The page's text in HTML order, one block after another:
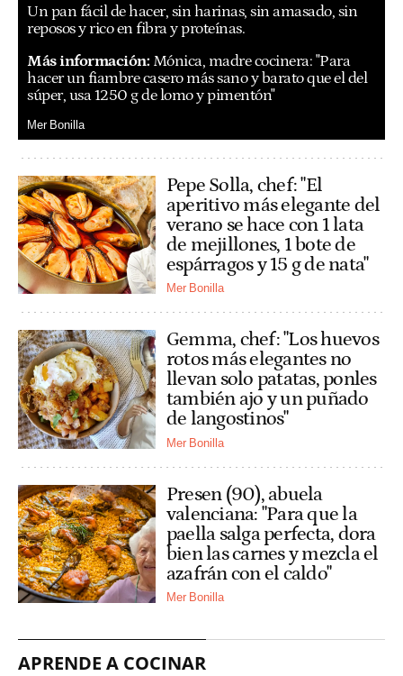
Un pan fácil de hacer, sin harinas, sin amasado, sin
reposos y rico en fibra y proteínas.
Más información: Mónica, madre cocinera: "Para
hacer un fiambre casero más sano y barato que el del
súper, usa 1250 g de lomo y pimentón"
Mer Bonilla
Pepe Solla, chef: "El
aperitivo más elegante del
verano se hace con 1 lata
de mejillones, 1 bote de
espárragos y 15 g de nata"
Mer Bonilla
Gemma, chef: "Los huevos
rotos más elegantes no
llevan solo patatas, ponles
también ajo y un puñado
de langostinos"
Mer Bonilla
Presen (90), abuela
valenciana: "Para que la
paella salga perfecta, dora
bien las carnes y mezcla el
azafrán con el caldo"
Mer Bonilla
APRENDE A COCINAR